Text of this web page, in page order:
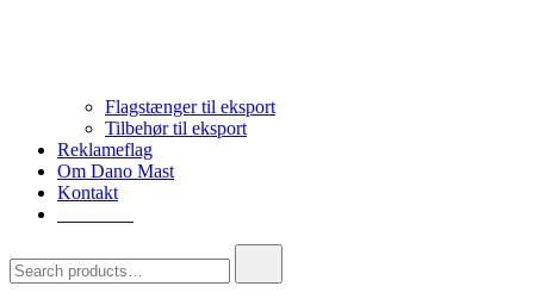
Flagstænger til eksport
Tilbehør til eksport
Reklameflag
Om Dano Mast
Kontakt
for: